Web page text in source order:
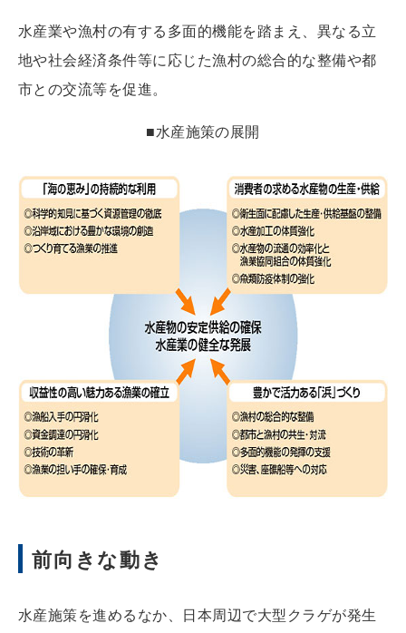
水産業や漁村の有する多面的機能を踏まえ、異なる立
地や社会経済条件等に応じた漁村の総合的な整備や都
市との交流等を促進。
■水産施策の展開
前向きな動き
水産施策を進めるなか、日本周辺で大型クラゲが発生